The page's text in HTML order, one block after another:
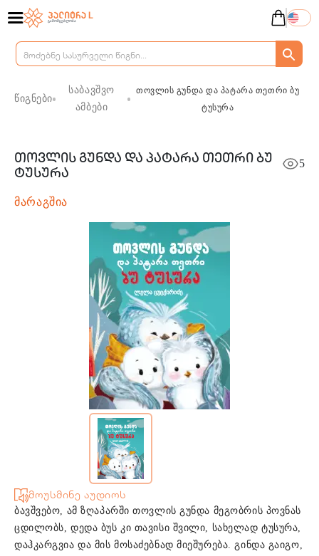
წიგნები
საბავშვო
ამბები
თოვლის გუნდა და პატარა თეთრი ბუ
ტუსურა
თოვლის გუნდა და პატარა თეთრი ბუ
ტუსურა
5
მარაგშია
ბავშვებო, ამ ზღაპარში თოვლის გუნდა მეგობრის პოვნას
ცდილობს, დედა ბუს კი თავისი შვილი, სახელად ტუსურა,
დაჰკარგვია და მის მოსაძებნად მიეშურება. გინდა გაიგო,
მოუსმინე აუდიოს